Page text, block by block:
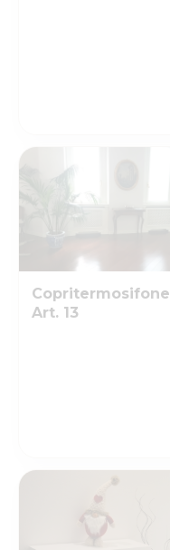
Copritermosifone
Art. 13